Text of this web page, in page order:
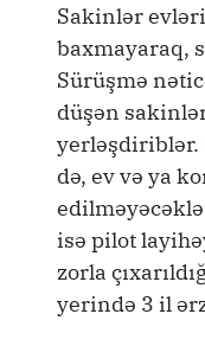
Sakinlər
baxmayaraq,
Sürüşmə
düşən
yerləşdiriblər.
də, ev və ya
isə pilot
zorla
yerində 3 il